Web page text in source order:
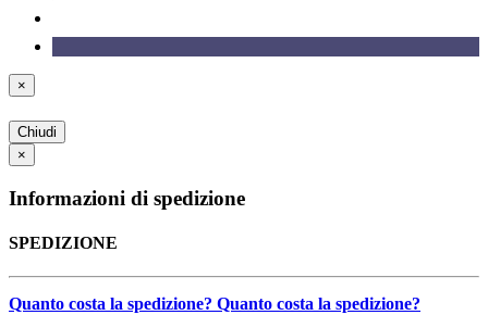
×
Chiudi
×
Informazioni di spedizione
SPEDIZIONE
Quanto costa la spedizione? Quanto costa la spedizione?